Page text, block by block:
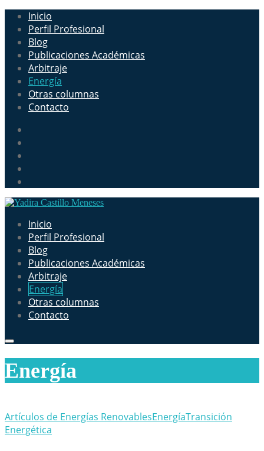
Inicio
Perfil Profesional
Blog
Publicaciones Académicas
Arbitraje
Energía
Otras columnas
Contacto
Inicio
Perfil Profesional
Blog
Publicaciones Académicas
Arbitraje
Energía
Otras columnas
Contacto
Energía
Artículos de Energías RenovablesEnergíaTransición
Energética